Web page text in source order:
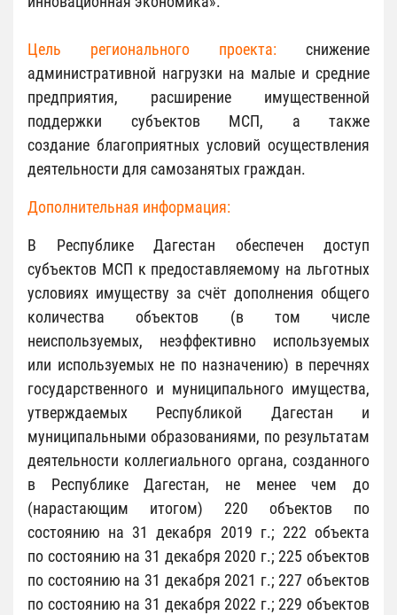
Цель регионального проекта: снижение
административной нагрузки на малые и средние
предприятия, расширение имущественной
поддержки субъектов МСП, а также
создание благоприятных условий осуществления
деятельности для самозанятых граждан.
Дополнительная информация:
В Республике Дагестан обеспечен доступ
субъектов МСП к предоставляемому на льготных
условиях имуществу за счёт дополнения общего
количества объектов (в том числе
неиспользуемых, неэффективно используемых
или используемых не по назначению) в перечнях
государственного и муниципального имущества,
утверждаемых Республикой Дагестан и
муниципальными образованиями, по результатам
деятельности коллегиального органа, созданного
в Республике Дагестан, не менее чем до
(нарастающим итогом) 220 объектов по
состоянию на 31 декабря 2019 г.; 222 объекта
по состоянию на 31 декабря 2020 г.; 225 объектов
по состоянию на 31 декабря 2021 г.; 227 объектов
по состоянию на 31 декабря 2022 г.; 229 объектов